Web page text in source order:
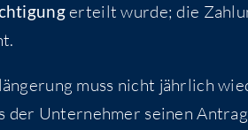
erteilt wurde; die
muss nicht jährlich
Unternehmer seinen